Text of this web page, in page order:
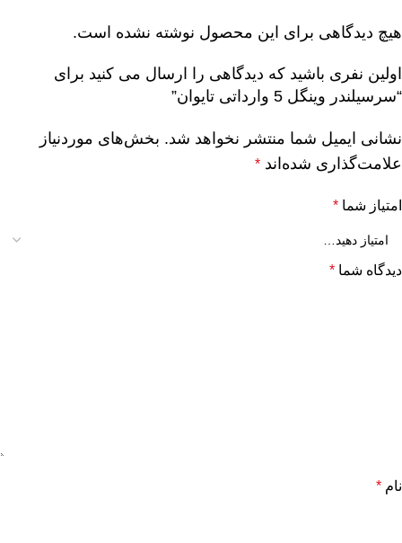
هیچ دیدگاهی برای این محصول نوشته نشده است.
اولین نفری باشید که دیدگاهی را ارسال می کنید برای
“سرسیلندر وینگل 5 وارداتی تایوان”
نشانی ایمیل شما منتشر نخواهد شد. بخش‌های موردنیاز
علامت‌گذاری شده‌اند *
امتیاز شما *
دیدگاه شما *
نام *